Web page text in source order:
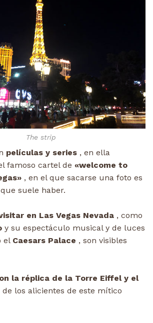
The strip
películas y series , en ella
famoso cartel de «welcome to
, en el que sacarse una foto es
suele haber.
en Las Vegas Nevada , como
y su espectáculo musical y de luces
el Caesars Palace , son visibles
la réplica de la Torre Eiffel y el
de los alicientes de este mítico